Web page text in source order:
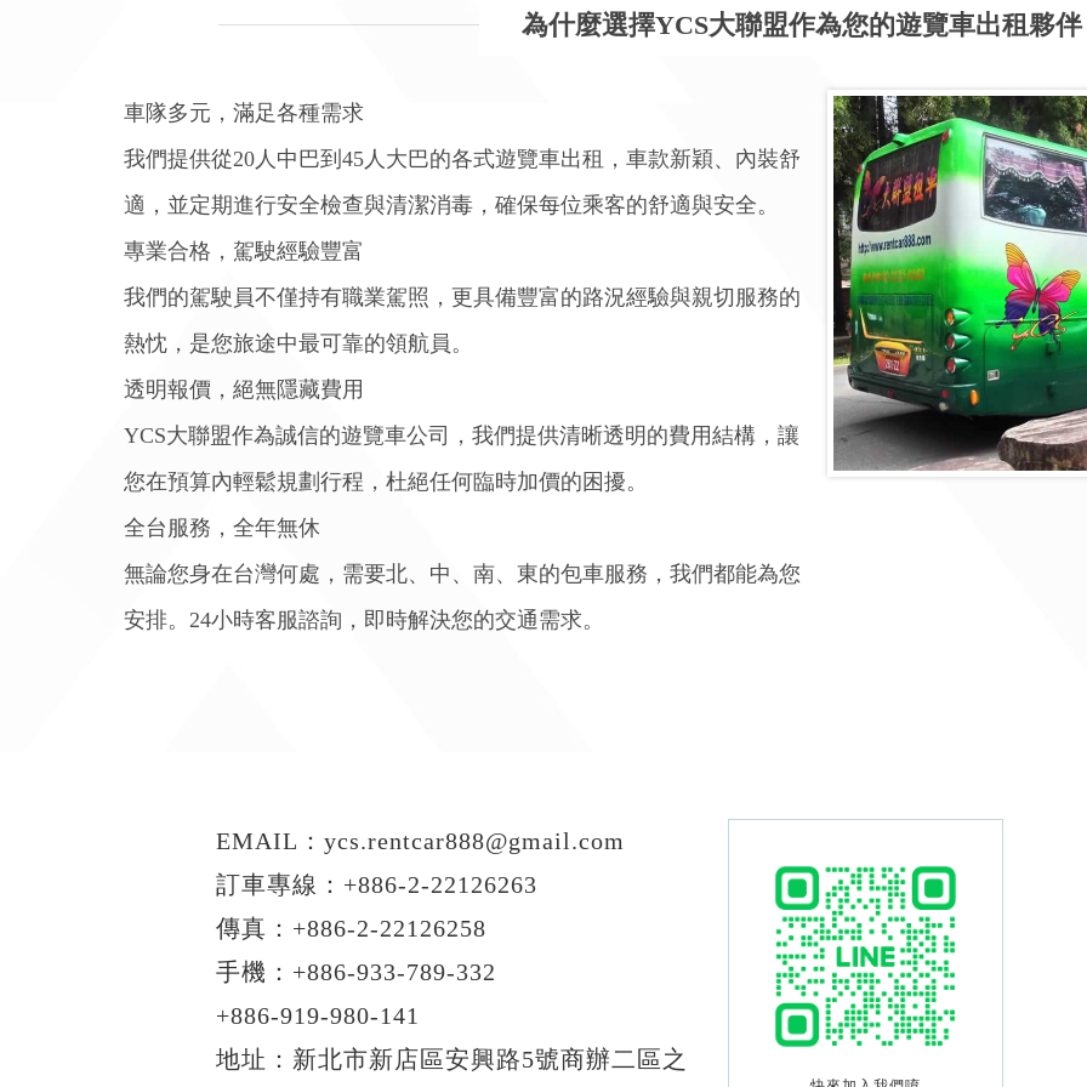
為什麼選擇YCS大聯盟作為您的遊覽車出租夥
車隊多元，滿足各種需求
我們提供從20人中巴到45人大巴的各式遊覽車出租，車款新穎、內裝舒
適，並定期進行安全檢查與清潔消毒，確保每位乘客的舒適與安全。
專業合格，駕駛經驗豐富
我們的駕駛員不僅持有職業駕照，更具備豐富的路況經驗與親切服務的
熱忱，是您旅途中最可靠的領航員。
透明報價，絕無隱藏費用
YCS大聯盟作為誠信的遊覽車公司，我們提供清晰透明的費用結構，讓
您在預算內輕鬆規劃行程，杜絕任何臨時加價的困擾。
全台服務，全年無休
無論您身在台灣何處，需要北、中、南、東的包車服務，我們都能為您
安排。24小時客服諮詢，即時解決您的交通需求。
EMAIL： ycs.rentcar888@gmail.com
訂車專線： +886-2-22126263
傳真：+886-2-22126258
手機： +886-933-789-332
+886-919-980-141
地址：新北市新店區安興路5號商辦二區之